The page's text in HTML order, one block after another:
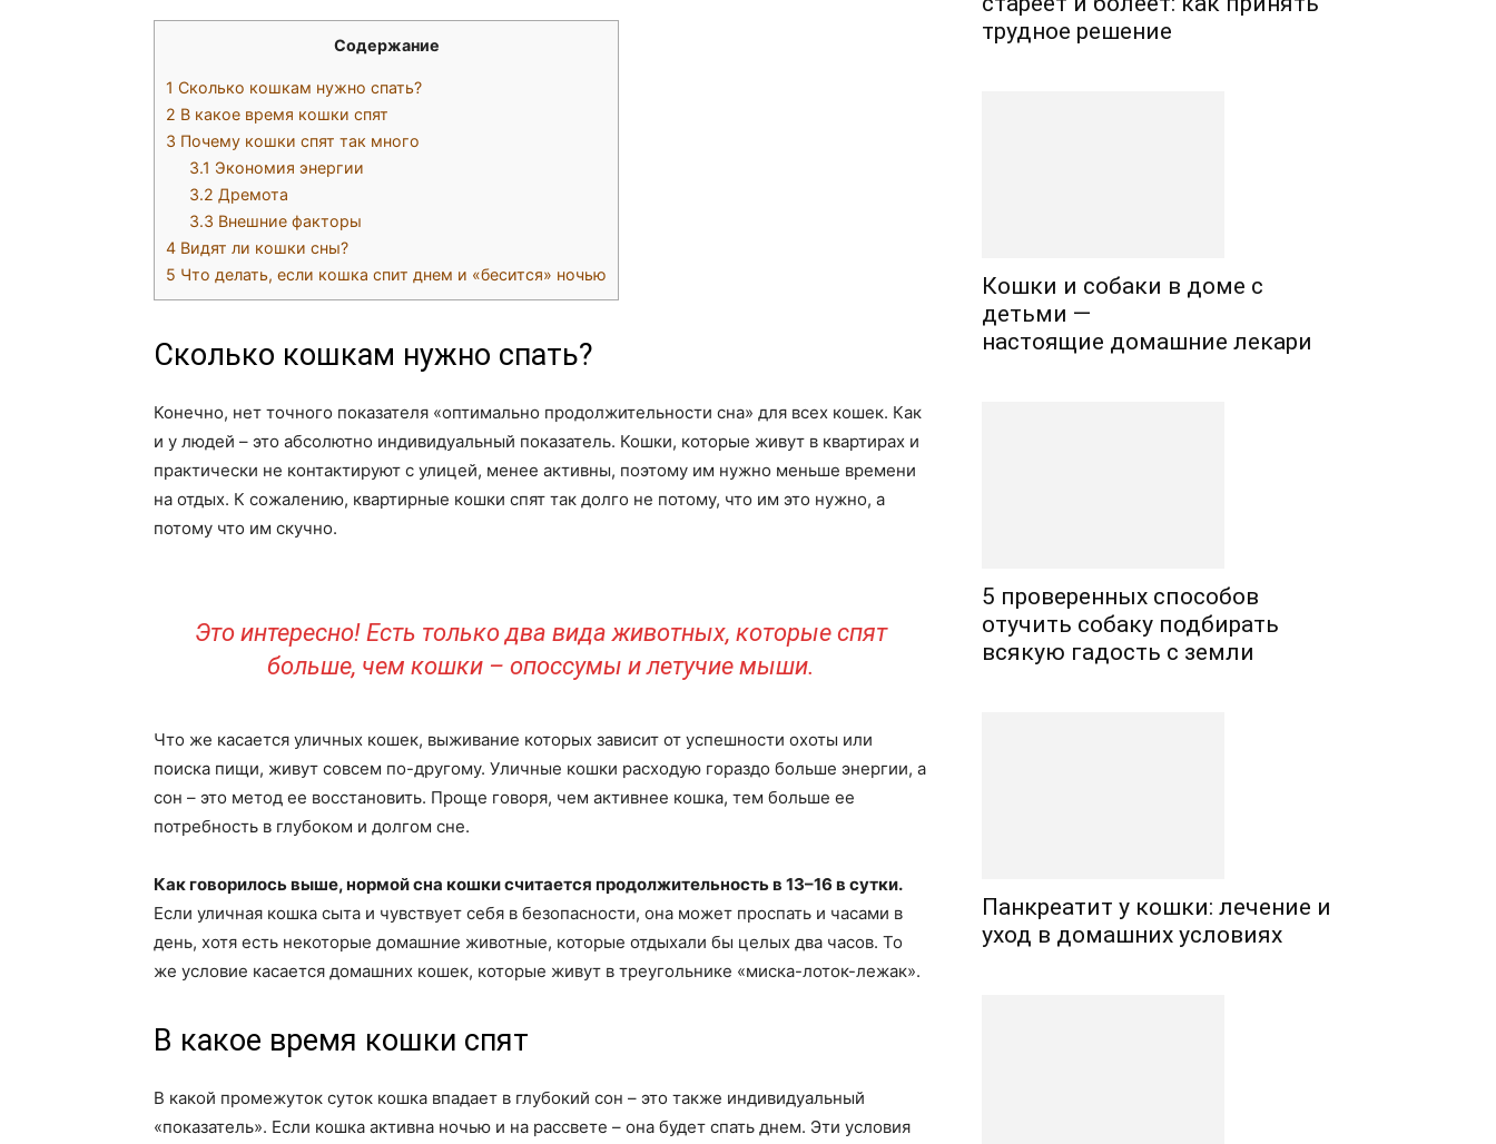
Содержание
1 Сколько кошкам нужно спать?
2 В какое время кошки спят
3 Почему кошки спят так много
3.1 Экономия энергии
3.2 Дремота
3.3 Внешние факторы
4 Видят ли кошки сны?
5 Что делать, если кошка спит днем и «бесится» ночью
Сколько кошкам нужно спать?
Конечно, нет точного показателя «оптимально продолжительности сна» для всех кошек. Как
и у людей – это абсолютно индивидуальный показатель. Кошки, которые живут в квартирах и
практически не контактируют с улицей, менее активны, поэтому им нужно меньше времени
на отдых. К сожалению, квартирные кошки спят так долго не потому, что им это нужно, а
потому что им скучно.
Это интересно! Есть только два вида животных, которые спят
больше, чем кошки – опоссумы и летучие мыши.
Что же касается уличных кошек, выживание которых зависит от успешности охоты или
поиска пищи, живут совсем по-другому. Уличные кошки расходую гораздо больше энергии, а
сон – это метод ее восстановить. Проще говоря, чем активнее кошка, тем больше ее
потребность в глубоком и долгом сне.
Как говорилось выше, нормой сна кошки считается продолжительность в 13–16 в сутки.
Если уличная кошка сыта и чувствует себя в безопасности, она может проспать и часами в
день, хотя есть некоторые домашние животные, которые отдыхали бы целых два часов. То
же условие касается домашних кошек, которые живут в треугольнике «миска-лоток-лежак».
В какое время кошки спят
В какой промежуток суток кошка впадает в глубокий сон – это также индивидуальный
«показатель». Если кошка активна ночью и на рассвете – она будет спать днем. Эти условия
трудное решение
Кошки и собаки в доме с
детьми —
настоящие домашние лекари
5 проверенных способов
отучить собаку подбирать
всякую гадость с земли
Панкреатит у кошки: лечение и
уход в домашних условиях